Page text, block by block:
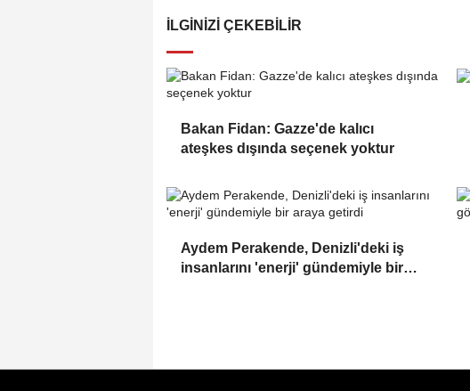
İLGINIZI ÇEKEBILIR
Bakan Fidan: Gazze'de kalıcı
ateşkes dışında seçenek yoktur
Aydem Perakende, Denizli'deki iş
insanlarını 'enerji' gündemiyle bir